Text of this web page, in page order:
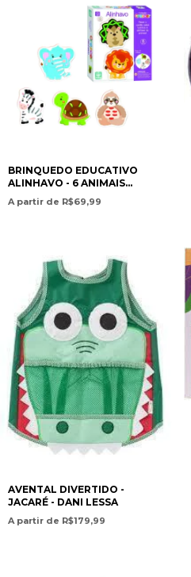
BRINQUEDO EDUCATIVO
ALINHAVO - 6 ANIMAIS
MADEIRA - NIG BRINQUEDOS
A partir de R$69,99
AVENTAL DIVERTIDO -
JACARÉ - DANI LESSA
A partir de R$179,99